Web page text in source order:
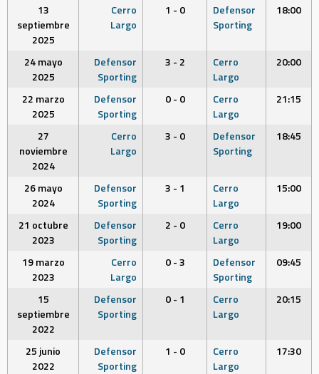
13
septiembre
2025
Cerro
Largo
1 - 0
Defensor
Sporting
18:00
24 mayo
2025
Defensor
Sporting
3 - 2
Cerro
Largo
20:00
22 marzo
2025
Defensor
Sporting
0 - 0
Cerro
Largo
21:15
27
noviembre
2024
Cerro
Largo
3 - 0
Defensor
Sporting
18:45
26 mayo
2024
Defensor
Sporting
3 - 1
Cerro
Largo
15:00
21 octubre
2023
Defensor
Sporting
2 - 0
Cerro
Largo
19:00
19 marzo
2023
Cerro
Largo
0 - 3
Defensor
Sporting
09:45
15
septiembre
2022
Defensor
Sporting
0 - 1
Cerro
Largo
20:15
25 junio
2022
Defensor
Sporting
1 - 0
Cerro
Largo
17:30